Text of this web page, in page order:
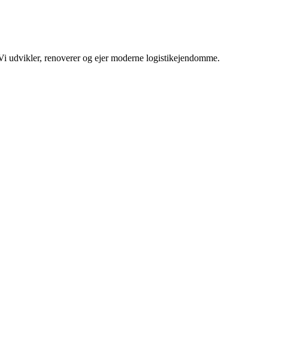
udvikler, renoverer og ejer moderne logistikejendomme.